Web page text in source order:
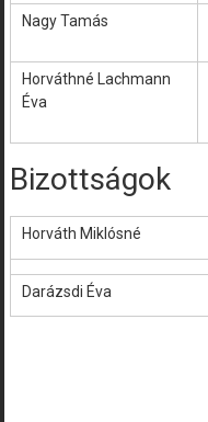
Nagy Tamás
Horváthné Lachmann
Éva
Bizottságok
Horváth Miklósné
Darázsdi Éva